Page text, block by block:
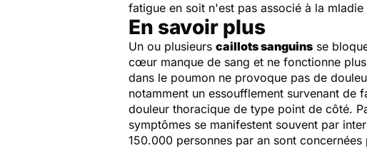
fatigue en soit n'est pas associé à la
En savoir plus
Un ou plusieurs caillots sanguins se
cœur manque de sang et ne fonctionne
dans le poumon ne provoque pas de
notamment un essoufflement survenant de
douleur thoracique de type point de côté.
symptômes se manifestent souvent par
150.000 personnes par an sont